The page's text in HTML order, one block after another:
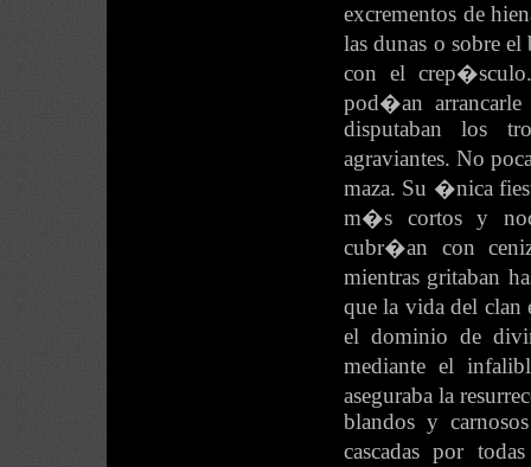
excrementos de
las dunas o sobre
con el
pod�an
disputaban los
agraviantes. No
maza. Su �nica
m�s cortos y
cubr�an con
mientras gritaban
que la vida del
el dominio de
mediante el
aseguraba la
blandos y
cascadas por